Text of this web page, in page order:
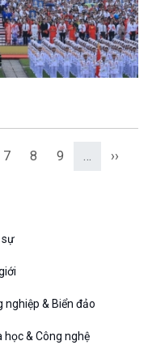
7 8 9 … ››
sự
nghiệp & Biển đảo
học & Công nghệ